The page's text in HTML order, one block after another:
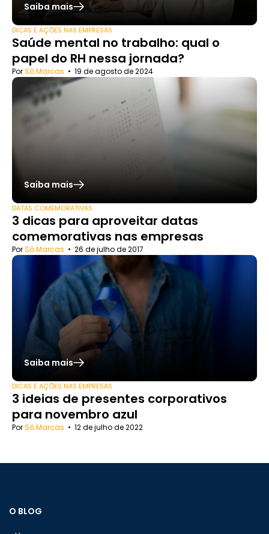
Saiba mais
DICAS E AÇÕES NAS EMPRESAS
Saúde mental no trabalho: qual o
papel do RH nessa jornada?
PorSó Marcas • 19 de agosto de 2024
Saiba mais
DATAS COMEMORATIVAS
3 dicas para aproveitar datas
comemorativas nas empresas
PorSó Marcas • 26 de julho de 2017
Saiba mais
DICAS E AÇÕES NAS EMPRESAS
3 ideias de presentes corporativos
para novembro azul
PorSó Marcas • 12 de julho de 2022
O BLOG